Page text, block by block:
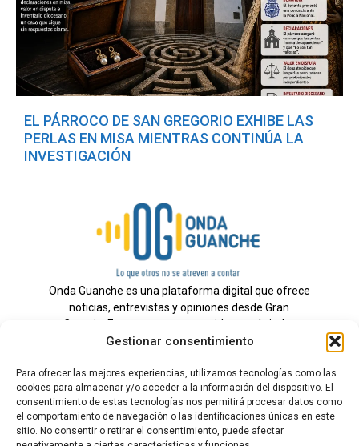
Gestionar consentimiento
Para ofrecer las mejores experiencias, utilizamos tecnologías como las
cookies para almacenar y/o acceder a la información del dispositivo. El
consentimiento de estas tecnologías nos permitirá procesar datos como
el comportamiento de navegación o las identificaciones únicas en este
sitio. No consentir o retirar el consentimiento, puede afectar
EL PÁRROCO DE SAN GREGORIO EXHIBE LAS
PERLAS EN MISA MIENTRAS CONTINÚA LA
INVESTIGACIÓN
Onda Guanche es una plataforma digital que ofrece
noticias, entrevistas y opiniones desde Gran
Canaria. Estamos comprometidos con brindar
información veraz y un periodismo independiente a
Todos los derechos reservados.